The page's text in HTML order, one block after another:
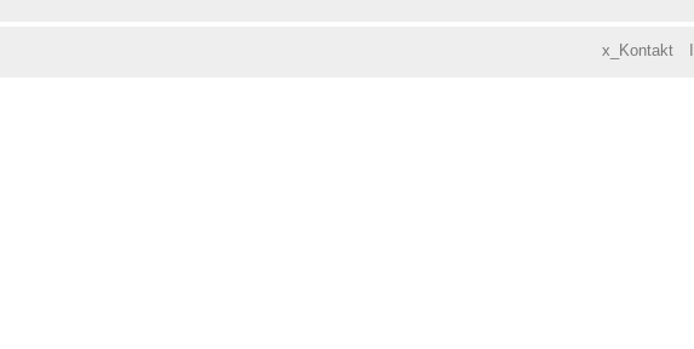
x_Kontakt